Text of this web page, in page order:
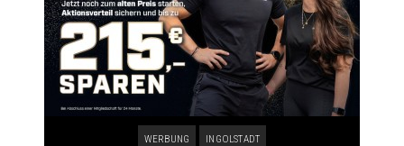
WERBUNG INGOLSTADT